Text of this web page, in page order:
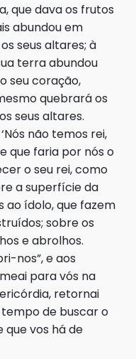
que dava os frutos
abundou em
seus altares; à
terra abundou
seu coração,
quebrará os
seus altares.
não temos rei,
que faria por nós o
o seu rei, como
a superfície da
ao ídolo, que fazem
sobre os
e abrolhos.
nos”, e aos
para vós na
retornai
tempo de buscar o
que vos há de